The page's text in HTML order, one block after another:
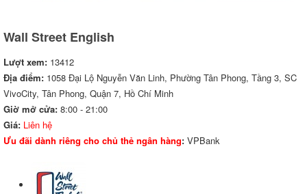
Wall Street English
Lượt xem: 13412
Địa điểm: 1058 Đại Lộ Nguyễn Văn Linh, Phường Tân Phong, Tầng 3, SC
VivoCity, Tân Phong, Quận 7, Hồ Chí Minh
Giờ mở cửa: 8:00 - 21:00
Giá: Liên hệ
Ưu đãi dành riêng cho chủ thẻ ngân hàng: VPBank